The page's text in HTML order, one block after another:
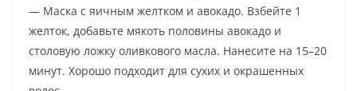
— Маска с яичным желтком и авокадо. Взбейте 1
желток, добавьте мякоть половины авокадо и
столовую ложку оливкового масла. Нанесите на 15–20
минут. Хорошо подходит для сухих и окрашенных